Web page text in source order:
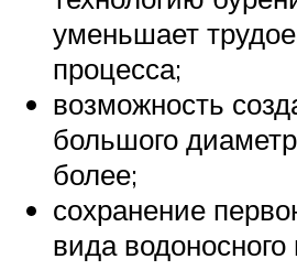
уменьшает
процесса;
возможность
большого
более;
сохранение
вида водоносного